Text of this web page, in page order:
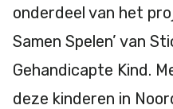
onderdeel van het
Samen Spelen’ van
Gehandicapte Kind.
deze kinderen in